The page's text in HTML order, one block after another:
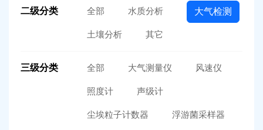
二级分类 全部 水质分析 大气检测
土壤分析 其它
三级分类 全部 大气测量仪 风速仪
照度计 声级计
尘埃粒子计数器 浮游菌采样器